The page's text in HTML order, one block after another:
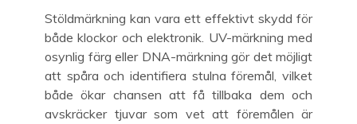
Stöldmärkning kan vara ett effektivt skydd för
både klockor och elektronik. UV-märkning med
osynlig färg eller DNA-märkning gör det möjligt
att spåra och identifiera stulna föremål, vilket
både ökar chansen att få tillbaka dem och
avskräcker tjuvar som vet att föremålen är